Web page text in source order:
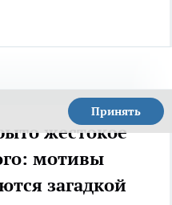
Принять
жестокое
мотивы
загадкой